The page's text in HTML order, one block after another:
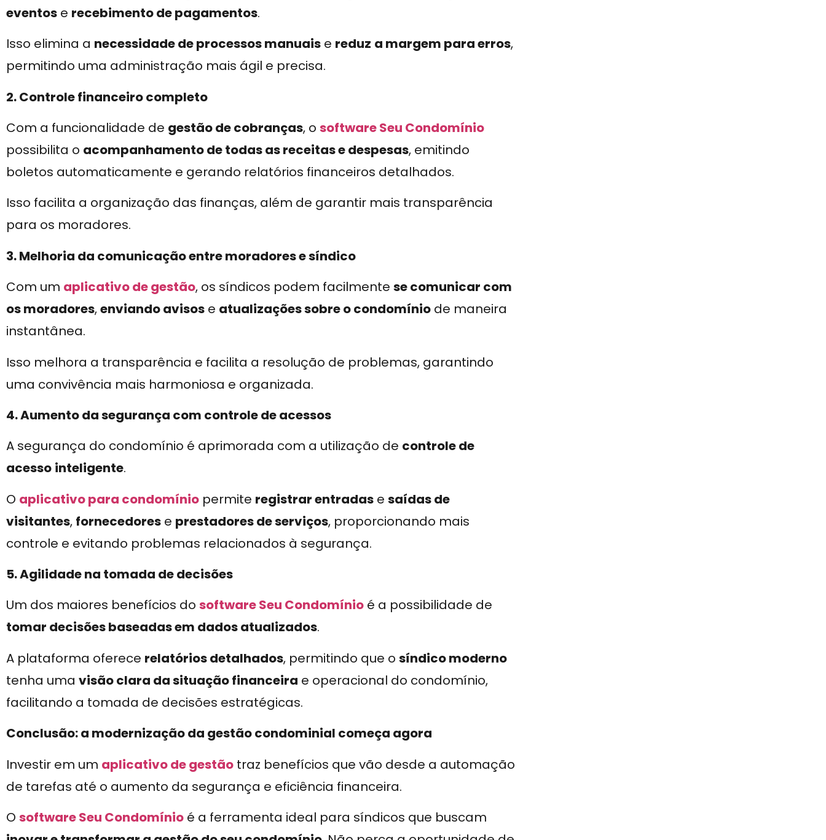
eventos e recebimento de pagamentos.
Isso elimina a necessidade de processos manuais e reduz a margem para erros,
permitindo uma administração mais ágil e precisa.
2. Controle financeiro completo
Com a funcionalidade de gestão de cobranças, o software Seu Condomínio
possibilita o acompanhamento de todas as receitas e despesas, emitindo
boletos automaticamente e gerando relatórios financeiros detalhados.
Isso facilita a organização das finanças, além de garantir mais transparência
para os moradores.
3. Melhoria da comunicação entre moradores e síndico
Com um aplicativo de gestão, os síndicos podem facilmente se comunicar com
os moradores,enviando avisos e atualizações sobre o condomínio de maneira
instantânea.
Isso melhora a transparência e facilita a resolução de problemas, garantindo
uma convivência mais harmoniosa e organizada.
4. Aumento da segurança com controle de acessos
A segurança do condomínio é aprimorada com a utilização de controle de
acesso inteligente.
O aplicativo para condomínio permite registrar entradas e saídas de
visitantes, fornecedores e prestadores de serviços, proporcionando mais
controle e evitando problemas relacionados à segurança.
5. Agilidade na tomada de decisões
Um dos maiores benefícios do software Seu Condomínio é a possibilidade de
tomar decisões baseadas em dados atualizados.
A plataforma oferece relatórios detalhados, permitindo que o síndico moderno
tenha uma visão clara da situação financeira e operacional do condomínio,
facilitando a tomada de decisões estratégicas.
Conclusão: a modernização da gestão condominial começa agora
Investir em um aplicativo de gestão traz benefícios que vão desde a automação
de tarefas até o aumento da segurança e eficiência financeira.
O software Seu Condomínio é a ferramenta ideal para síndicos que buscam